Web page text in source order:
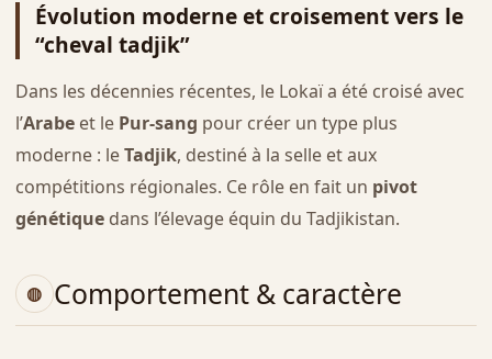
Évolution moderne et croisement vers le
“cheval tadjik”
Dans les décennies récentes, le Lokaï a été croisé avec
l’Arabeet le Pur-sang pour créer un type plus
moderne : leTadjik, destiné à la selle et aux
compétitions régionales. Ce rôle en fait un pivot
génétiquedans l’élevage équin du Tadjikistan.
Comportement & caractère